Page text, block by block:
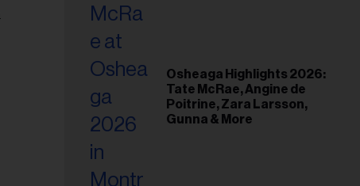
Osheaga Highlights 2026:
Tate McRae, Angine de
Poitrine, Zara Larsson,
Gunna & More